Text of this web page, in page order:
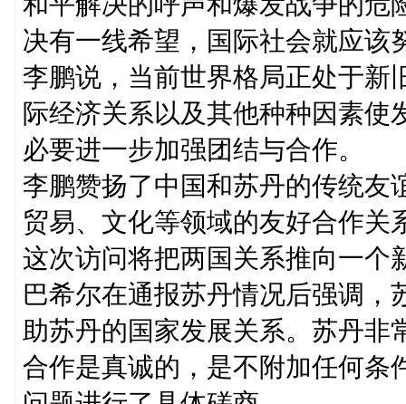
决有一线希望，国际社会就应该
李鹏说，当前世界格局正处于新
际经济关系以及其他种种因素使
必要进一步加强团结与合作。
李鹏赞扬了中国和苏丹的传统友
贸易、文化等领域的友好合作关
这次访问将把两国关系推向一个
巴希尔在通报苏丹情况后强调，
助苏丹的国家发展关系。苏丹非
合作是真诚的，是不附加任何条